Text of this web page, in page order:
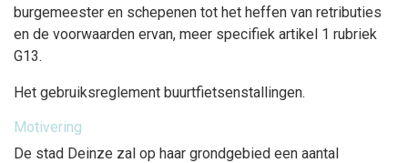
burgemeester en schepenen tot het heffen van retributies
en de voorwaarden ervan, meer specifiek artikel 1 rubriek
G13.
Het gebruiksreglement buurtfietsenstallingen.
Motivering
De stad Deinze zal op haar grondgebied een aantal